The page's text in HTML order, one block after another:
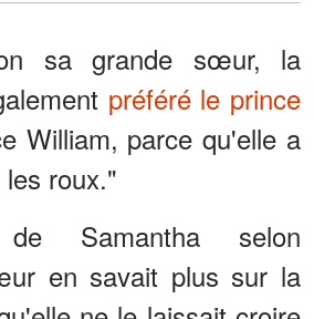
sa grande sœur, la
préféré le prince
William, parce qu'elle a
roux."
de Samantha selon
en savait plus sur la